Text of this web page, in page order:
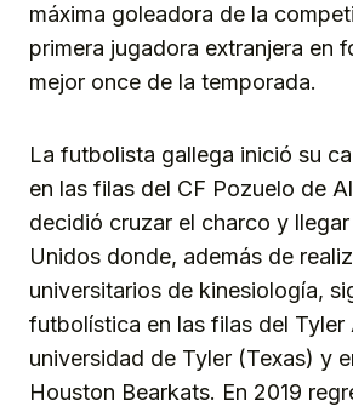
máxima goleadora de la
primera jugadora extranjera en
mejor once de la temporada.
La futbolista gallega inició su
en las filas del CF Pozuelo de
decidió cruzar el charco y
Unidos donde, además de
universitarios de kinesiología,
futbolística en las filas del Tyler
universidad de Tyler (Texas) y
Houston Bearkats. En 2019